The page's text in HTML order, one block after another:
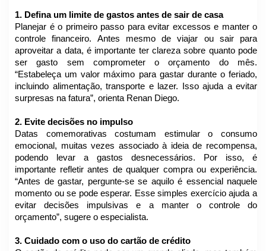
1. Defina um limite de gastos antes de sair de casa
Planejar é o primeiro passo para evitar excessos e manter o
controle financeiro. Antes mesmo de viajar ou sair para
aproveitar a data, é importante ter clareza sobre quanto pode
ser gasto sem comprometer o orçamento do mês.
“Estabeleça um valor máximo para gastar durante o feriado,
incluindo alimentação, transporte e lazer. Isso ajuda a evitar
surpresas na fatura”, orienta Renan Diego.
2. Evite decisões no impulso
Datas comemorativas costumam estimular o consumo
emocional, muitas vezes associado à ideia de recompensa,
podendo levar a gastos desnecessários. Por isso, é
importante refletir antes de qualquer compra ou experiência.
“Antes de gastar, pergunte-se se aquilo é essencial naquele
momento ou se pode esperar. Esse simples exercício ajuda a
evitar decisões impulsivas e a manter o controle do
orçamento”, sugere o especialista.
3. Cuidado com o uso do cartão de crédito